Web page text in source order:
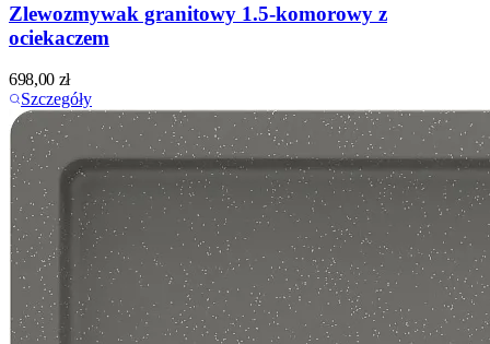
Zlewozmywak granitowy 1.5-komorowy z
ociekaczem
698,00 zł
Szczegóły